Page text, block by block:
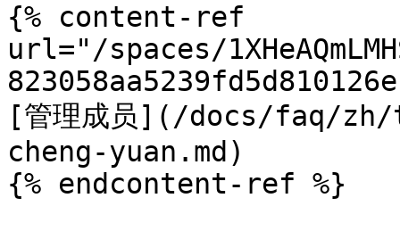
{% content-ref
url="/spaces/
[管理成员](/docs/faq/
cheng-yuan.md)
{% endcontent-ref %}